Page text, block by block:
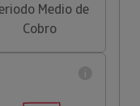
Medio de
Cobro